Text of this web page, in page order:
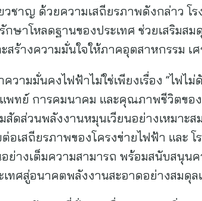
ชาญ ด้วยความเสถียรภาพดังกล่าว โ
ษาโหลดฐานของประเทศ ช่วยเสริมส
ร้างความมั่นใจให้ภาคอุตสาหกรรม เ
วามมั่นคงไฟฟ้าไม่ใช่เพียงเรื่อง “ไฟไ
พทย์ การคมนาคม และคุณภาพชีวิตขอ
สัดส่วนพลังงานหมุนเวียนอย่างเหมาะ
อเสถียรภาพของโครงข่ายไฟฟ้า และ
ย่างเต็มความสามารถ พร้อมสนับสนุน
เทศสู่อนาคตพลังงานสะอาดอย่างสมดุ